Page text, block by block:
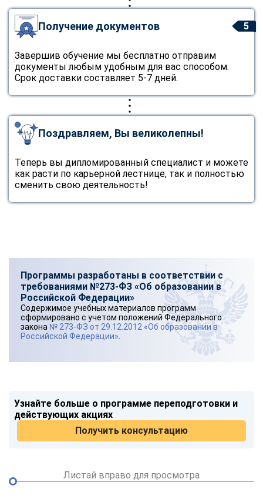
5
Получение документов
Завершив обучение мы бесплатно отправим
документы любым удобным для вас способом.
Срок доставки составляет 5-7 дней.
Поздравляем, Вы великолепны!
Теперь вы дипломированный специалист и можете
как расти по карьерной лестнице, так и полностью
сменить свою деятельность!
Программы разработаны в соответствии с
требованиями №273-ФЗ «Об образовании в
Российской Федерации»
Содержимое учебных материалов программ
сформировано с учетом положений Федерального
закона № 273-ФЗ от 29.12.2012 «Об образовании в
Российской Федерации»
Узнайте больше о программе переподготовки и
действующих акциях
Получить консультацию
Листай вправо для просмотра